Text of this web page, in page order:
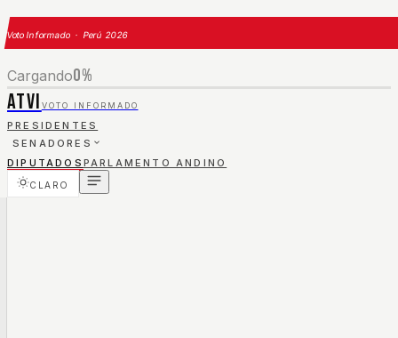
Voto Informado · Perú 2026
Cargando0%
ATVI VOTO INFORMADO
PRESIDENTES
SENADORES
DIPUTADOS PARLAMENTO ANDINO
CLARO